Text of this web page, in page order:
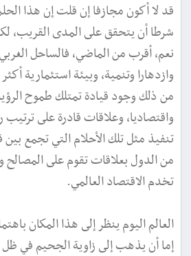
قد لا أكون مجازفا إن قلت إن هذا
شرطا أن يتحقق على المدى القريب،
نعم، أقرب من الماضي، فالساحل
وازدهارا وتنمية، وبيئة استثمارية أكثر
من ذلك وجود قيادة تمتلك طموح
واقتصاديا، وعلاقات قادرة على ترتيب
تنفيذ مثل تلك الأحلام التي تجمع بين
من الدول بعلاقات تقوم على المصالح
تخدم الاقتصاد العالمي.
العالم اليوم ينظر إلى هذا المكان
إما أن يذهب إلى زاوية الجحيم في ظل